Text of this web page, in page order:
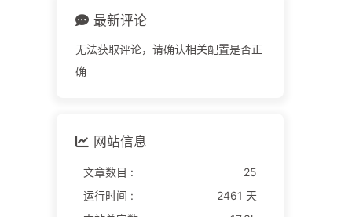
最新评论
无法获取评论，请确认相关配置是否正
确
网站信息
文章数目 :
25
运行时间 :
2461 天